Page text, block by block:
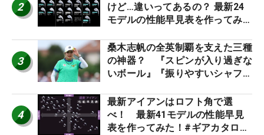
2
けど…違いってあるの？ 最新24
モデルの性能早見表を作ってみ
3
桑木志帆の全英制覇を支えた三種
の神器？ 『スピンが入り過ぎな
いボール』『振りやすいシャフ
ー』 #女子プロセッティング
4
最新アイアンはロフト角で選
べ！ 最新41モデルの性能早見
表を作ってみた！#ギアカタログ